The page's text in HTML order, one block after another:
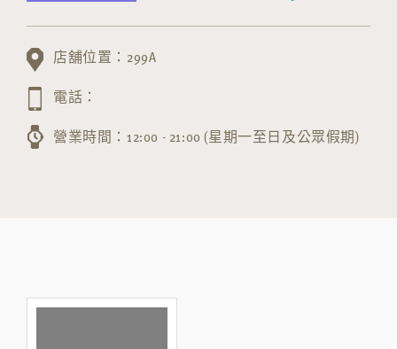
店舖位置：299A
電話：
營業時間：12:00 - 21:00 (星期一至日及公眾假期)